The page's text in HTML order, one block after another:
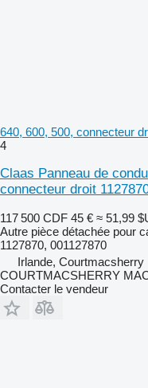
640, 600, 500, connecteur
4
Claas Panneau de
connecteur droit
117 500 CDF 45 € ≈ 51,99
Autre pièce détachée pour
1127870, 001127870
Irlande, Courtmacsherry
COURTMACSHERRY
Contacter le vendeur